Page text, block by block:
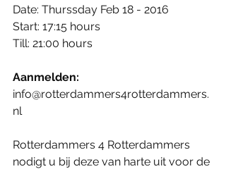
Date: Thurssday Feb 18 - 2016
Start: 17:15 hours
Till: 21:00 hours
Aanmelden:
info@rotterdammers4rotterdammers.
nl
Rotterdammers 4 Rotterdammers
nodigt u bij deze van harte uit voor de